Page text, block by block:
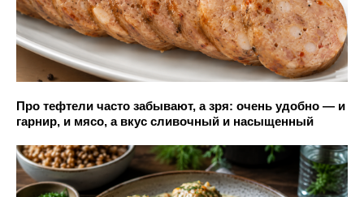
Про тефтели часто забывают, а зря: очень удобно — и
гарнир, и мясо, а вкус сливочный и насыщенный